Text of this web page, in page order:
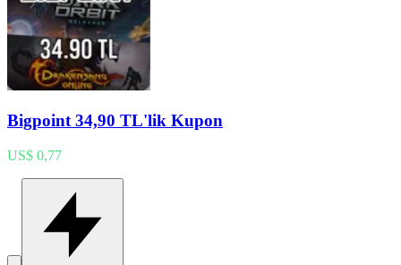
Bigpoint 34,90 TL'lik Kupon
US$ 0,77